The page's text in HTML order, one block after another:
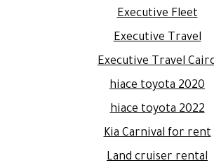
Executive Fleet
Executive Travel
Executive Travel
hiace toyota 2020
hiace toyota 2022
Kia Carnival for rent
Land cruiser rental